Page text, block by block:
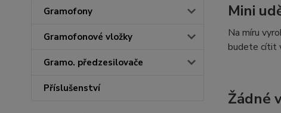
Gramofony
Gramofonové vložky
Gramo. předzesilovače
Příslušenství
Mini
Na míru
budete cítit
Žádné